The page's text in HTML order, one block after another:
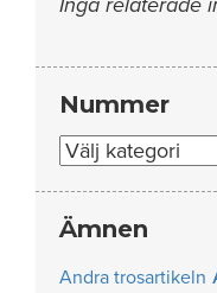
Nummer
Nummer
Ämnen
Andra trosartikeln